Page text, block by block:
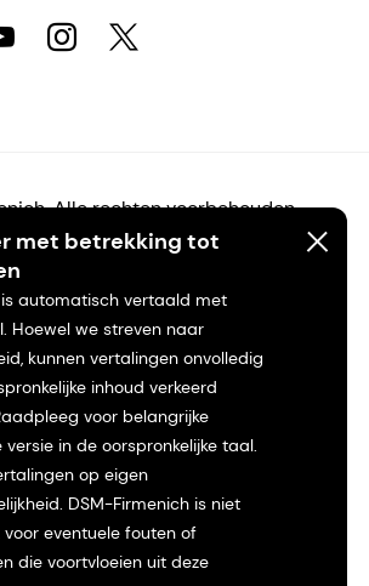
met betrekking tot
automatisch vertaald met
Hoewel we streven naar
kunnen vertalingen onvolledig
inhoud verkeerd
voor belangrijke
in de oorspronkelijke taal.
op eigen
DSM-Firmenich is niet
eventuele fouten of
die voortvloeien uit deze
Alle rechten voorbehouden.